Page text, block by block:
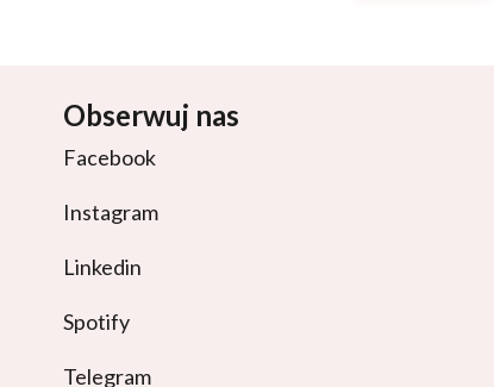
Obserwuj nas
Facebook
Instagram
Linkedin
Spotify
Telegram